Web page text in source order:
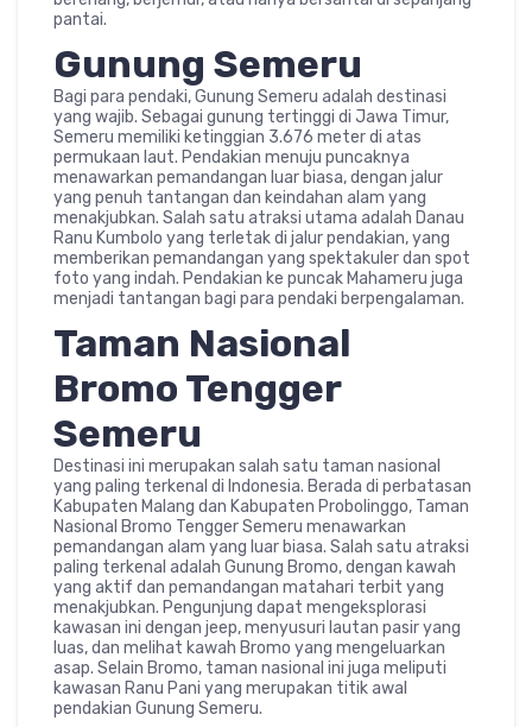
pantai.
Gunung Semeru
Bagi para pendaki, Gunung Semeru adalah destinasi
yang wajib. Sebagai gunung tertinggi di Jawa Timur,
Semeru memiliki ketinggian 3.676 meter di atas
permukaan laut. Pendakian menuju puncaknya
menawarkan pemandangan luar biasa, dengan jalur
yang penuh tantangan dan keindahan alam yang
menakjubkan. Salah satu atraksi utama adalah Danau
Ranu Kumbolo yang terletak di jalur pendakian, yang
memberikan pemandangan yang spektakuler dan spot
foto yang indah. Pendakian ke puncak Mahameru juga
menjadi tantangan bagi para pendaki berpengalaman.
Taman Nasional
Bromo Tengger
Semeru
Destinasi ini merupakan salah satu taman nasional
yang paling terkenal di Indonesia. Berada di perbatasan
Kabupaten Malang dan Kabupaten Probolinggo, Taman
Nasional Bromo Tengger Semeru menawarkan
pemandangan alam yang luar biasa. Salah satu atraksi
paling terkenal adalah Gunung Bromo, dengan kawah
yang aktif dan pemandangan matahari terbit yang
menakjubkan. Pengunjung dapat mengeksplorasi
kawasan ini dengan jeep, menyusuri lautan pasir yang
luas, dan melihat kawah Bromo yang mengeluarkan
asap. Selain Bromo, taman nasional ini juga meliputi
kawasan Ranu Pani yang merupakan titik awal
pendakian Gunung Semeru.